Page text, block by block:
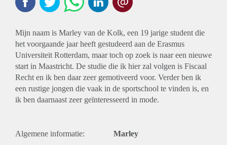
Mijn naam is Marley van de Kolk, een 19 jarige student die
het voorgaande jaar heeft gestudeerd aan de Erasmus
Universiteit Rotterdam, maar toch op zoek is naar een nieuwe
start in Maastricht. De studie die ik hier zal volgen is Fiscaal
Recht en ik ben daar zeer gemotiveerd voor. Verder ben ik
een rustige jongen die vaak in de sportschool te vinden is, en
ik ben daarnaast zeer geïnteresseerd in mode.
Algemene informatie: Marley